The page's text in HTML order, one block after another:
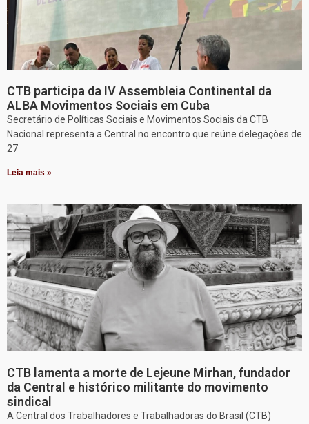
CTB participa da IV Assembleia Continental da
ALBA Movimentos Sociais em Cuba
Secretário de Políticas Sociais e Movimentos Sociais da CTB
Nacional representa a Central no encontro que reúne delegações de
27
Leia mais »
CTB lamenta a morte de Lejeune Mirhan, fundador
da Central e histórico militante do movimento
sindical
A Central dos Trabalhadores e Trabalhadoras do Brasil (CTB)